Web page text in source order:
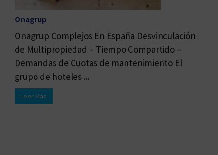
Onagrup
Onagrup Complejos En España Desvinculación
de Multipropiedad – Tiempo Compartido –
Demandas de Cuotas de mantenimiento El
grupo de hoteles ...
Leer Más